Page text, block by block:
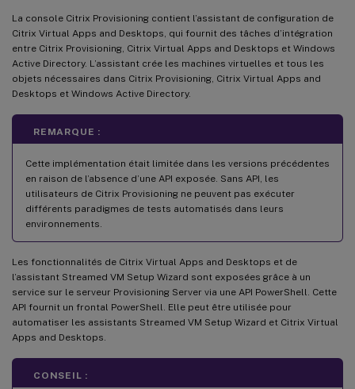
La console Citrix Provisioning contient l’assistant de configuration de
Citrix Virtual Apps and Desktops, qui fournit des tâches d’intégration
entre Citrix Provisioning, Citrix Virtual Apps and Desktops et Windows
Active Directory. L’assistant crée les machines virtuelles et tous les
objets nécessaires dans Citrix Provisioning, Citrix Virtual Apps and
Desktops et Windows Active Directory.
REMARQUE :
Cette implémentation était limitée dans les versions précédentes
en raison de l’absence d’une API exposée. Sans API, les
utilisateurs de Citrix Provisioning ne peuvent pas exécuter
différents paradigmes de tests automatisés dans leurs
environnements.
Les fonctionnalités de Citrix Virtual Apps and Desktops et de
l’assistant Streamed VM Setup Wizard sont exposées grâce à un
service sur le serveur Provisioning Server via une API PowerShell. Cette
API fournit un frontal PowerShell. Elle peut être utilisée pour
automatiser les assistants Streamed VM Setup Wizard et Citrix Virtual
Apps and Desktops.
CONSEIL :